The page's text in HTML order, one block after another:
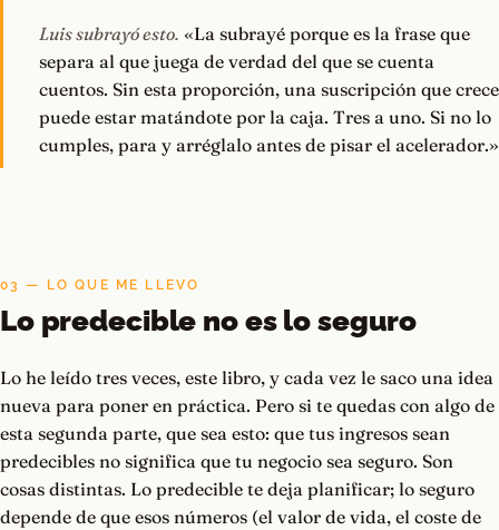
Luis subrayó esto. «La subrayé porque es la frase que
separa al que juega de verdad del que se cuenta
cuentos. Sin esta proporción, una suscripción que crece
puede estar matándote por la caja. Tres a uno. Si no lo
cumples, para y arréglalo antes de pisar el acelerador.»
03 — LO QUE ME LLEVO
Lo predecible no es lo seguro
Lo he leído tres veces, este libro, y cada vez le saco una idea
nueva para poner en práctica. Pero si te quedas con algo de
esta segunda parte, que sea esto: que tus ingresos sean
predecibles no significa que tu negocio sea seguro. Son
cosas distintas. Lo predecible te deja planificar; lo seguro
depende de que esos números (el valor de vida, el coste de